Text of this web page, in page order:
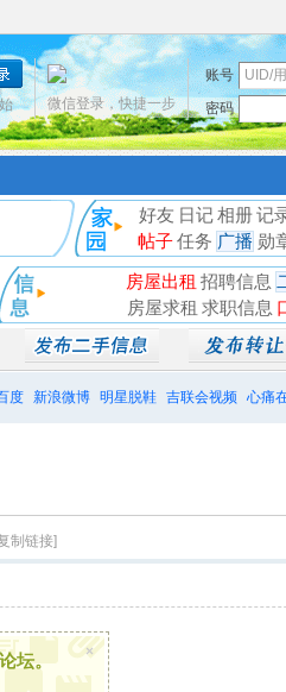
账号
密码
微信登录，快捷一步
好友 日记相册记
帖子任务 广播 勋
房屋出租 招聘信息
房屋求租 求职信息
度 新浪微博 明星脱鞋 吉联会视频 心痛
制链接]
坛。 ×